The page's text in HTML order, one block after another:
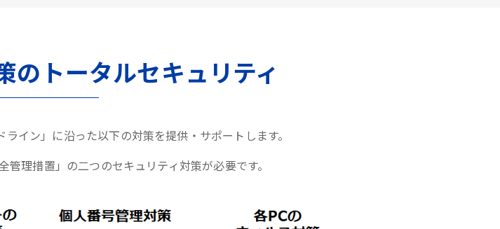
のトータルセキュリティ
イン」に沿った以下の対策を提供・サポートします。
管理措置」の二つのセキュリティ対策が必要です。